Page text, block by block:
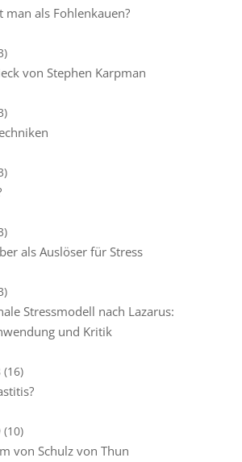
man als Fohlenkauen?
von Stephen Karpman
als Auslöser für Stress
Stressmodell nach Lazarus:
und Kritik
(16)
(10)
von Schulz von Thun